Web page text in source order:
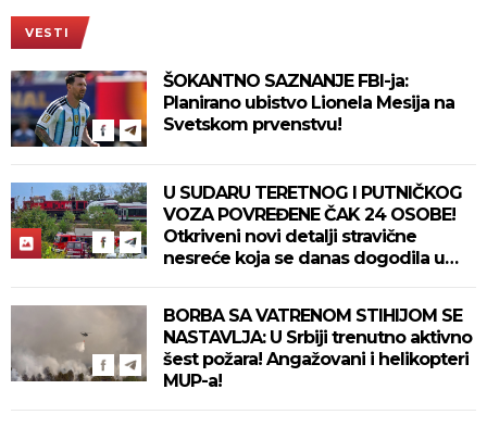
VESTI
ŠOKANTNO SAZNANJE FBI-ja:
Planirano ubistvo Lionela Mesija na
Svetskom prvenstvu!
U SUDARU TERETNOG I PUTNIČKOG
VOZA POVREĐENE ČAK 24 OSOBE!
Otkriveni novi detalji stravične
nesreće koja se danas dogodila u
BORBA SA VATRENOM STIHIJOM SE
NASTAVLJA: U Srbiji trenutno aktivno
šest požara! Angažovani i helikopteri
MUP-a!